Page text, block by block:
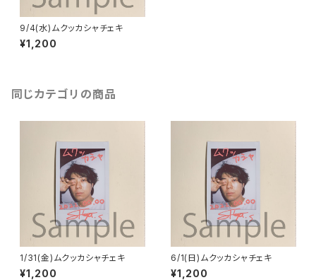
9/4(水)ムクッカシャチェキ
¥1,200
同じカテゴリの商品
1/31(金)ムクッカシャチェキ
¥1,200
6/1(日)ムクッカシャチェキ
¥1,200